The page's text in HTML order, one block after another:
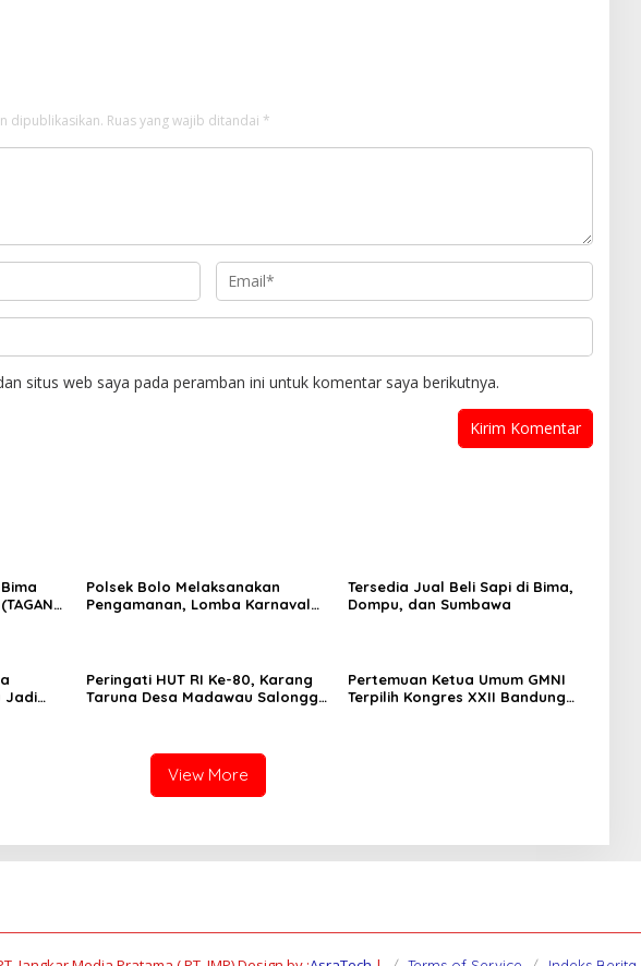
dipublikasikan. Ruas yang wajib ditandai *
situs web saya pada peramban ini untuk komentar saya berikutnya.
Polsek Bolo Melaksanakan
Pengamanan, Lomba Karnaval
Tersedia Jual Beli Sapi di Bima,
Dompu, dan Sumbawa
Jadi
Peringati HUT RI Ke-80, Karang
Taruna Desa Madawau Salongga
Pertemuan Ketua Umum GMNI
Terpilih Kongres XXII Bandung
View More